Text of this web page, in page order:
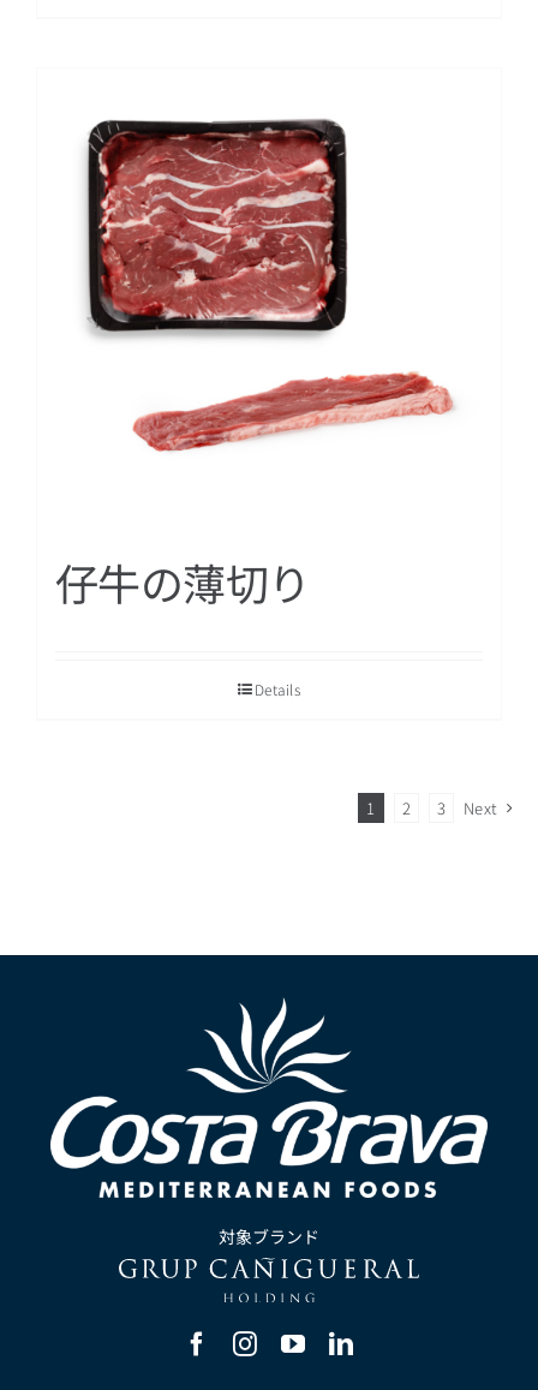
仔牛の薄切り
Details
1 2 3 Next
対象ブランド